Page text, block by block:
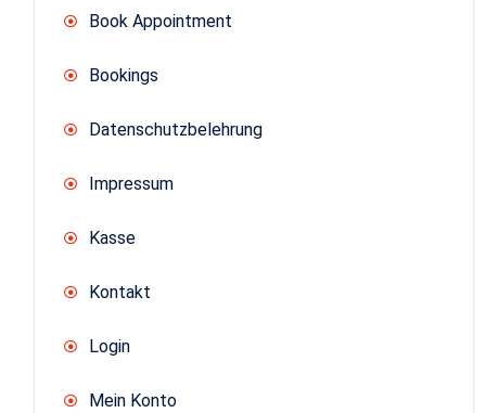
Book Appointment
Bookings
Datenschutzbelehrung
Impressum
Kasse
Kontakt
Login
Mein Konto